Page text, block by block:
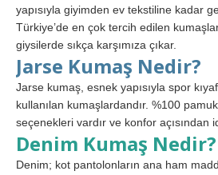
yapısıyla giyimden ev tekstiline kadar
Türkiye’de en çok tercih edilen
giysilerde sıkça karşımıza çıkar.
Jarse Kumaş Nedir?
Jarse kumaş, esnek yapısıyla spor
kullanılan kumaşlardandır. %100
seçenekleri vardır ve konfor açısından
Denim Kumaş Nedir?
Denim; kot pantolonların ana ham